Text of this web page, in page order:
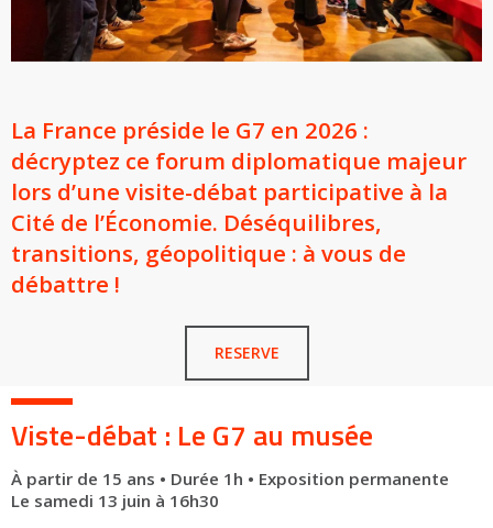
La France préside le G7 en 2026 :
décryptez ce forum diplomatique majeur
lors d’une visite-débat participative à la
Cité de l’Économie. Déséquilibres,
transitions, géopolitique : à vous de
débattre !
RESERVE
Viste-débat : Le G7 au musée
À partir de 15 ans • Durée 1h • Exposition permanente
Le samedi 13 juin à 16h30